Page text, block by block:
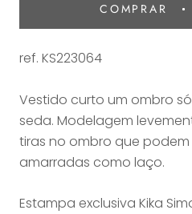
COMPRAR
ref. KS223064
Vestido curto um ombro
seda. Modelagem
tiras no ombro que
amarradas como laço.
Estampa exclusiva Kika